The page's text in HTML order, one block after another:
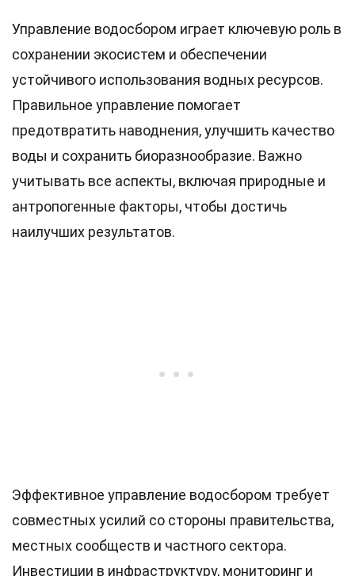
Управление водосбором играет ключевую роль в
сохранении экосистем и обеспечении
устойчивого использования водных ресурсов.
Правильное управление помогает
предотвратить наводнения, улучшить качество
воды и сохранить биоразнообразие. Важно
учитывать все аспекты, включая природные и
антропогенные факторы, чтобы достичь
наилучших результатов.
Эффективное управление водосбором требует
совместных усилий со стороны правительства,
местных сообществ и частного сектора.
Инвестиции в инфраструктуру, мониторинг и